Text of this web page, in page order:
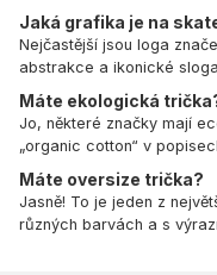
Jaká grafika je na
Nejčastější jsou loga
abstrakce a ikonické
Máte ekologická
Jo, některé značky mají
„organic cotton“ v
Máte oversize trička?
Jasně! To je jeden z
různých barvách a s